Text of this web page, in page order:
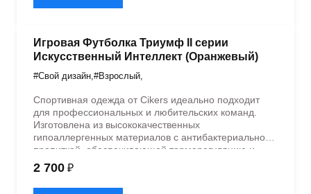
Игровая Футболка Триумф II серии
Искусственный Интеллект (Оранжевый)
#Свой дизайн #Взрослый
Спортивная одежда от Cikers идеально подходит
для профессиональных и любительских команд.
Изготовлена из высококачественных
гипоаллергенных материалов с антибактериальной
пропиткой, обеспечивающей терморегуляцию и
быстрое влагоотведение. Одежда обладает
эластичностью в 5 направлениях и стильным
дизайном.
2 700 ₽